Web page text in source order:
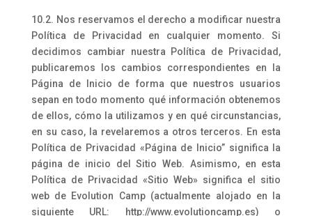
10.2. Nos reservamos el derecho a modificar nuestra
Política de Privacidad en cualquier momento. Si
decidimos cambiar nuestra Política de Privacidad,
publicaremos los cambios correspondientes en la
Página de Inicio de forma que nuestros usuarios
sepan en todo momento qué información obtenemos
de ellos, cómo la utilizamos y en qué circunstancias,
en su caso, la revelaremos a otros terceros. En esta
Política de Privacidad «Página de Inicio” significa la
página de inicio del Sitio Web. Asimismo, en esta
Política de Privacidad «Sitio Web» significa el sitio
web de Evolution Camp (actualmente alojado en la
siguiente URL: http://www.evolutioncamp.es) o